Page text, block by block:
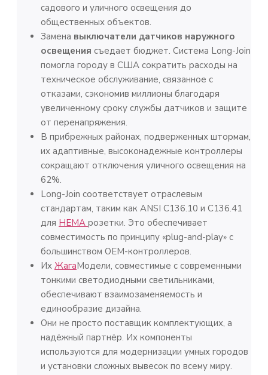
садового и уличного освещения до
общественных объектов.
Замена выключатели датчиков наружного
освещения съедает бюджет. Система Long-Join
помогла городу в США сократить расходы на
техническое обслуживание, связанное с
отказами, сэкономив миллионы благодаря
увеличенному сроку службы датчиков и защите
от перенапряжения.
В прибрежных районах, подверженных штормам,
их адаптивные, высоконадежные контроллеры
сокращают отключения уличного освещения на
62%.
Long-Join соответствует отраслевым
стандартам, таким как ANSI C136.10 и C136.41
для НЕМА розетки. Это обеспечивает
совместимость по принципу «plug-and-play» с
большинством OEM-контроллеров.
Их ЖагаМодели, совместимые с современными
тонкими светодиодными светильниками,
обеспечивают взаимозаменяемость и
единообразие дизайна.
Они не просто поставщик комплектующих, а
надёжный партнёр. Их компоненты
используются для модернизации умных городов
и установки сложных вывесок по всему миру.